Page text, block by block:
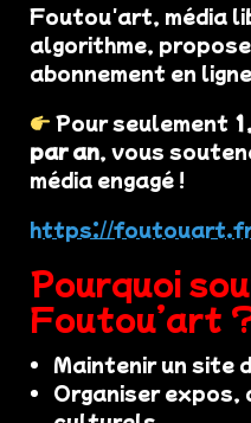
Foutou'art, média
algorithme,
abonnement en
Pour seulement
par an, vous
média engagé !
https://
Pourquoi
Foutou’art
Maintenir un site
Organiser expos,